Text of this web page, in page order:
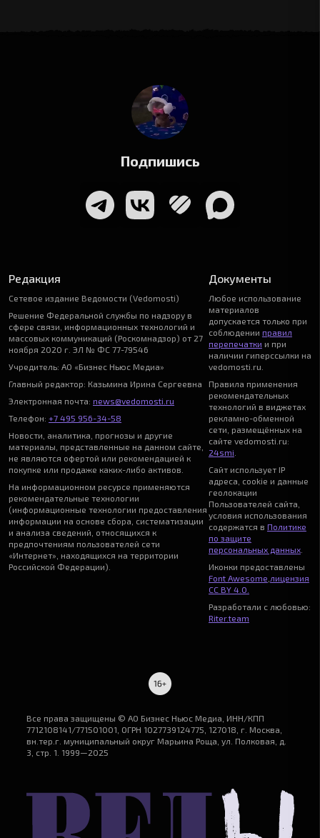
Подпишись
Редакция
Сетевое издание Ведомости (Vedomosti)
Решение Федеральной службы по надзору в
сфере связи, информационных технологий и
массовых коммуникаций (Роскомнадзор) от 27
ноября 2020 г. ЭЛ № ФС 77-79546
Учредитель: АО «Бизнес Ньюс Медиа»
Главный редактор: Казьмина Ирина Сергеевна
Электронная почта: news@vedomosti.ru
Телефон: +7 495 956-34-58
Новости, аналитика, прогнозы и другие
материалы, представленные на данном сайте,
не являются офертой или рекомендацией к
покупке или продаже каких-либо активов.
На информационном ресурсе применяются
рекомендательные технологии
(информационные технологии предоставления
информации на основе сбора, систематизации
и анализа сведений, относящихся к
предпочтениям пользователей сети
«Интернет», находящихся на территории
Российской Федерации).
Документы
Любое использование
материалов
допускается только при
соблюдении правил
перепечатки и при
наличии гиперссылки на
vedomosti.ru.
Правила применения
рекомендательных
технологий в виджетах
рекламно-обменной
сети, размещённых на
сайте vedomosti.ru:
24smi
Сайт использует IP
адреса, cookie и данные
геолокации
Пользователей сайта,
условия использования
содержатся в Политике
по защите
персональных данных.
Иконки предоставлены
Font Awesome лицензия
CC BY 4.0.
Разработали с любовью:
Riter.team
Все права защищены © АО Бизнес Ньюс Медиа, ИНН/КПП
7712108141/771501001, ОГРН 1027739124775, 127018, г. Москва,
вн.тер.г. муниципальный округ Марьина Роща, ул. Полковая, д.
3, стр. 1. 1999—2025